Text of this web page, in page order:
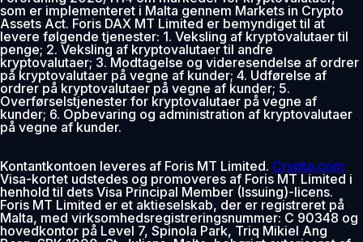
som er implementeret i Malta gennem Markets in Crypto
Assets Act. Foris DAX MT Limited er bemyndiget til at
levere følgende tjenester: 1. Veksling af kryptovalutaer til
penge; 2. Veksling af kryptovalutaer til andre
kryptovalutaer; 3. Modtagelse og videresendelse af ordrer
på kryptovalutaer på vegne af kunder; 4. Udførelse af
ordrer på kryptovalutaer på vegne af kunder; 5.
Overførselstjenester for kryptovalutaer på vegne af
kunder; 6. Opbevaring og administration af kryptovalutaer
på vegne af kunder.
Kontantkontoen leveres af Foris MT Limited. Crypto.com
Visa-kortet udstedes og promoveres af Foris MT Limited i
henhold til dets Visa Principal Member (Issuing)-licens.
Foris MT Limited er et aktieselskab, der er registreret på
Malta, med virksomhedsregistreringsnummer: C 90348 og
hovedkontor på Level 7, Spinola Park, Triq Mikiel Ang